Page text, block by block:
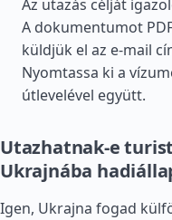
Az utazás célját
A dokumentumot
küldjük el az e-mail
Nyomtassa ki a
útlevelével együtt.
Utazhatnak-e
Ukrajnába
Igen, Ukrajna fogad